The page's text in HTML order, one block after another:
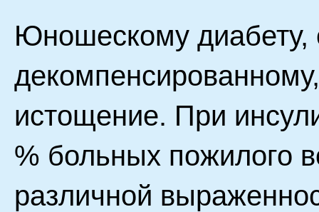
Юношескому диабету,
истощение. При
% больных пожилого
различной